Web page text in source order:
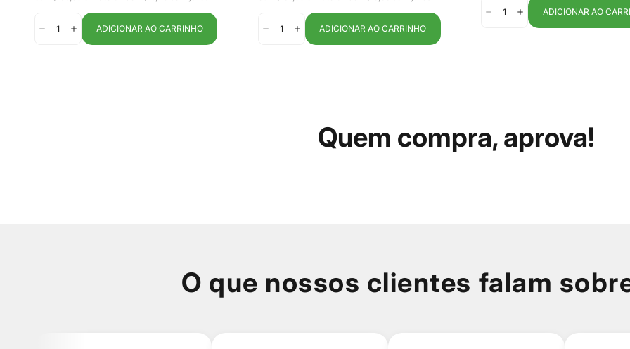
FracalanzaADICIONAR AO CARRINHO ADICIONAR AO CARRINHO
ADICIONAR AO
Quem compra, aprova!
O que nossos clientes falam